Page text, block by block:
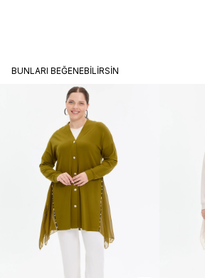
BUNLARI BEĞENEBILIRSIN